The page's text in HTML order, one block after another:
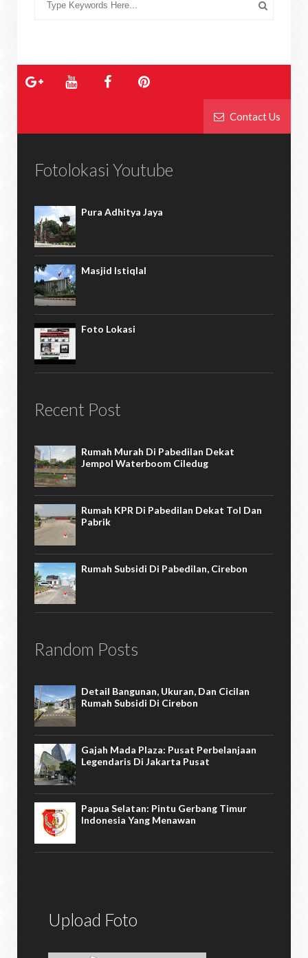
Contact Us
Fotolokasi Youtube
Pura Adhitya Jaya
Masjid Istiqlal
Foto Lokasi
Recent Post
Rumah Murah Di Pabedilan Dekat
Jempol Waterboom Ciledug
Rumah KPR Di Pabedilan Dekat Tol Dan
Pabrik
Rumah Subsidi Di Pabedilan, Cirebon
Random Posts
Detail Bangunan, Ukuran, Dan Cicilan
Rumah Subsidi Di Cirebon
Gajah Mada Plaza: Pusat Perbelanjaan
Legendaris Di Jakarta Pusat
Papua Selatan: Pintu Gerbang Timur
Indonesia Yang Menawan
Upload Foto